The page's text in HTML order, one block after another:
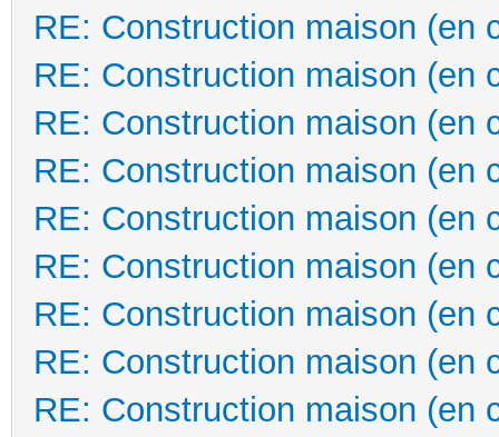
RE: Construction maison (en
RE: Construction maison (en
RE: Construction maison (en
RE: Construction maison (en
RE: Construction maison (en
RE: Construction maison (en
RE: Construction maison (en
RE: Construction maison (en
RE: Construction maison (en